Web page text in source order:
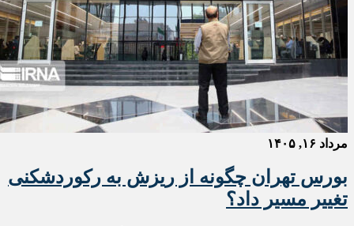
مرداد ۱۶, ۱۴۰۵
بورس تهران چگونه از ریزش به رکوردشکنی
تغییر مسیر داد؟